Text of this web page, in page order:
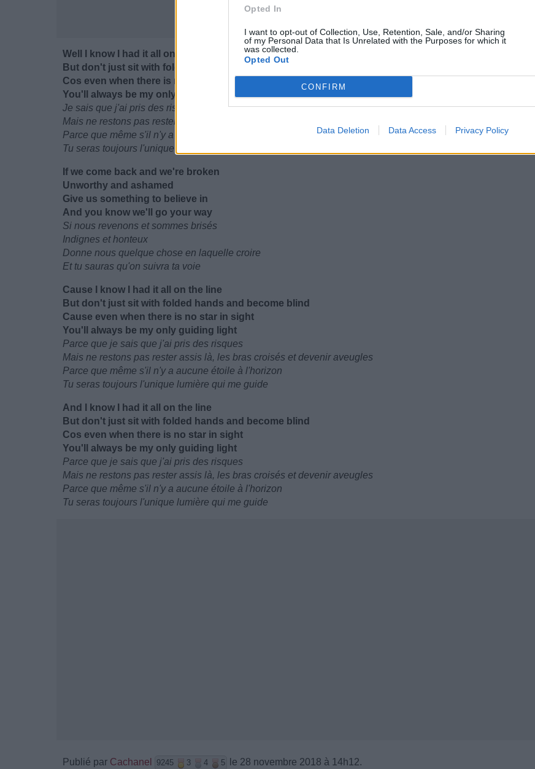
Opted In
I want to opt-out of Collection, Use, Retention, Sale, and/or Sharing
of my Personal Data that Is Unrelated with the Purposes for which it
was collected.
Opted Out
CONFIRM
Data Deletion Data Access Privacy Policy
Well I know I had it all on the line
But don't just sit with folded hands and become blind
Cos even when there is no star in sight
You'll always be my only guiding light
Je sais que j'ai pris des risques
Mais ne restons pas rester assis là, les bras croisés et devenir aveugles
Parce que même s'il n'y a aucune étoile à l'horizon
Tu seras toujours l'unique lumière qui me guide
If we come back and we're broken
Unworthy and ashamed
Give us something to believe in
And you know we'll go your way
Si nous revenons et sommes brisés
Indignes et honteux
Donne nous quelque chose en laquelle croire
Et tu sauras qu'on suivra ta voie
Cause I know I had it all on the line
But don't just sit with folded hands and become blind
Cause even when there is no star in sight
You'll always be my only guiding light
Parce que je sais que j'ai pris des risques
Mais ne restons pas rester assis là, les bras croisés et devenir aveugles
Parce que même s'il n'y a aucune étoile à l'horizon
Tu seras toujours l'unique lumière qui me guide
And I know I had it all on the line
But don't just sit with folded hands and become blind
Cos even when there is no star in sight
You'll always be my only guiding light
Parce que je sais que j'ai pris des risques
Mais ne restons pas rester assis là, les bras croisés et devenir aveugles
Parce que même s'il n'y a aucune étoile à l'horizon
Tu seras toujours l'unique lumière qui me guide
Publié par Cachanel 9245 3 4 5 le 28 novembre 2018 à 14h12.